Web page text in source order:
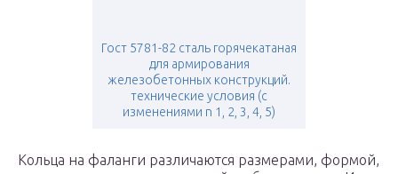
Гост 5781-82 сталь горячекатаная
для армирования
железобетонных конструкций.
технические условия (с
изменениями n 1, 2, 3, 4, 5)
Кольца на фаланги различаются размерами, формой,